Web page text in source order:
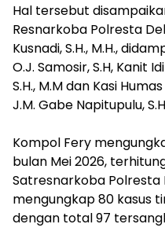
‎Hal tersebut
Resnarkoba Polresta
Kusnadi, S.H., M.H.,
O.J. Samosir, S.H, Kanit
S.H., M.M dan Kasi
J.M. Gabe Napitupulu,
‎Kompol Fery
bulan Mei 2026,
Satresnarkoba Polresta
mengungkap 80 kasus
dengan total 97